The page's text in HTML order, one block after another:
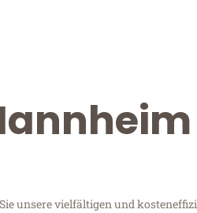
unsere vielfältigen und